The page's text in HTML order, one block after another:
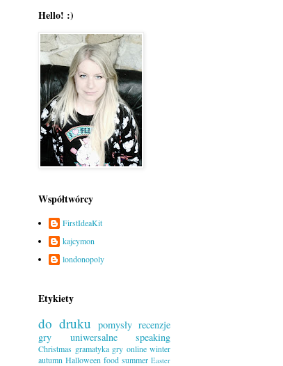
Hello! :)
Współtwórcy
FirstIdeaKit
kajcymon
londonopoly
Etykiety
do druku pomysły recenzje
gry uniwersalne
speaking
Christmas gramatyka gry online winter
autumn Halloween food summer Easter